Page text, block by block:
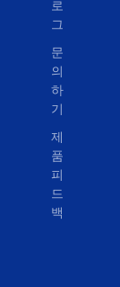
로
그
문
의
하
기
제
품
피
드
백